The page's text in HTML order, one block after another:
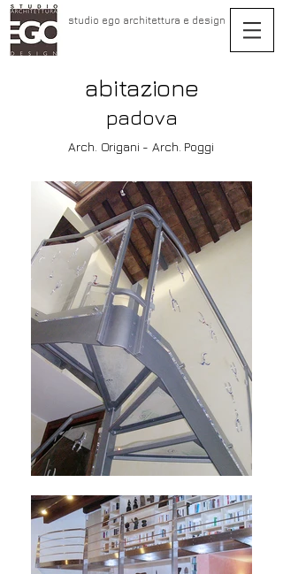
studio ego architettura e design
abitazione
padova
Arch. Origani - Arch. Poggi